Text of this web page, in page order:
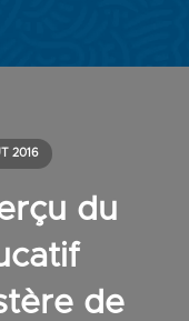
du
de
2016